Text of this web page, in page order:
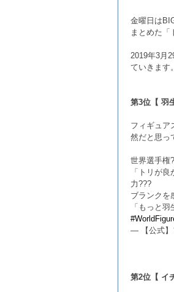
金曜日は
まとめた「
2019年3月
ていきます。
第3位【 羽
フィギュア
然だと思っ
世界選手権
「トリが
力???
ブランクを
「もっと
— 【公式】
第2位【 イ